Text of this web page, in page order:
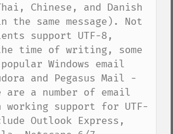
Chinese, and Danish
the same message). Not
support UTF-8,
time of writing, some
Windows email
and Pegasus Mail -
a number of email
support for UTF-
Outlook Express,